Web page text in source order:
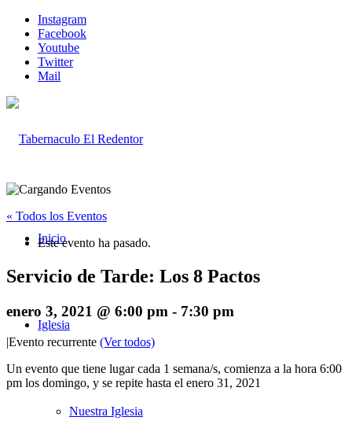
Instagram
Facebook
Youtube
Twitter
Mail
Inicio
Iglesia
Nuestra Iglesia
« Todos los Eventos
Este evento ha pasado.
Servicio de Tarde: Los 8 Pactos
enero 3, 2021 @ 6:00 pm - 7:30 pm
|Evento recurrente (Ver todos)
Un evento que tiene lugar cada 1 semana/s, comienza a la hora 6:00
pm los domingo, y se repite hasta el enero 31, 2021